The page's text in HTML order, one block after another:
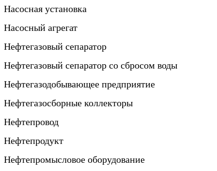
Насосная установка
Насосный агрегат
Нефтегазовый сепаратор
Нефтегазовый сепаратор со сбросом воды
Нефтегазодобывающее предприятие
Нефтегазосборные коллекторы
Нефтепровод
Нефтепродукт
Нефтепромысловое оборудование